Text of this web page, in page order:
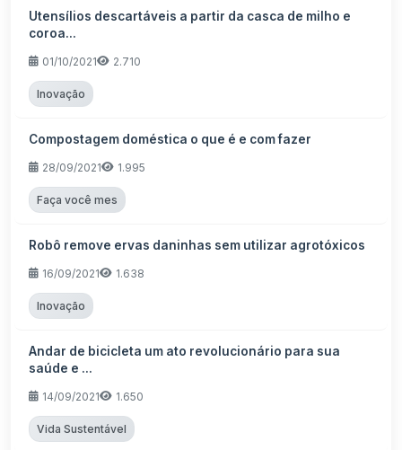
Utensílios descartáveis a partir da casca de milho e
coroa...
01/10/2021 2.710
Inovação
Compostagem doméstica o que é e com fazer
28/09/2021 1.995
Faça você mes
Robô remove ervas daninhas sem utilizar agrotóxicos
16/09/2021 1.638
Inovação
Andar de bicicleta um ato revolucionário para sua
saúde e ...
14/09/2021 1.650
Vida Sustentável